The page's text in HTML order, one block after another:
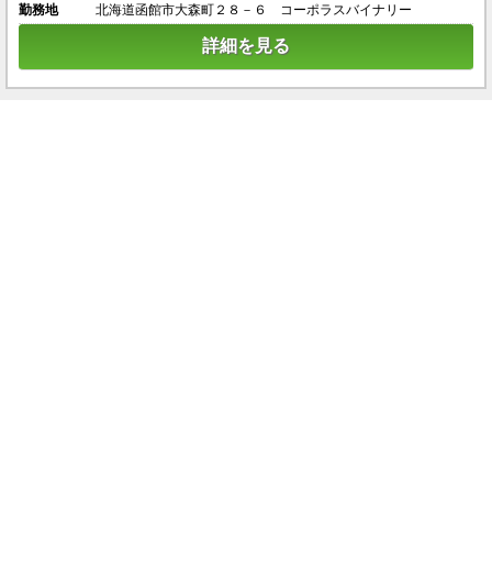
勤務地
北海道函館市大森町２８－６ コーポラスバイナリー
詳細を見る